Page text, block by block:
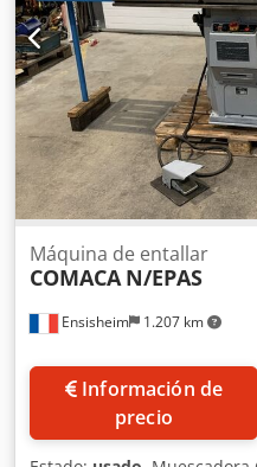
Ensisheim 1.207 km
Máquina de entallar
COMACA N/EPAS
Información de
precio